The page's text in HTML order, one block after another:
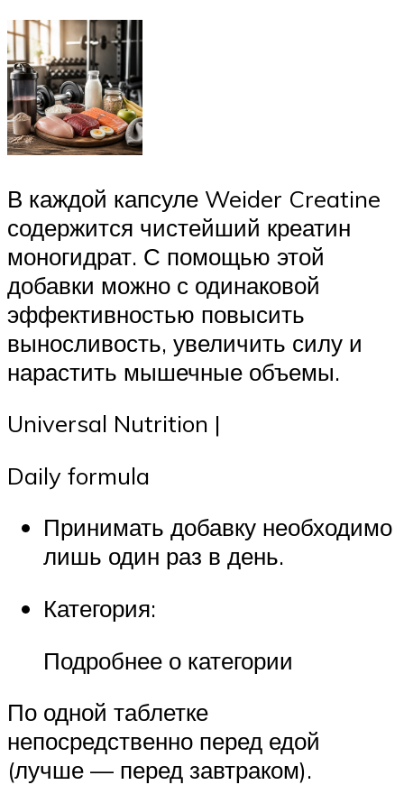
В каждой капсуле Weider Creatine
содержится чистейший креатин
моногидрат. С помощью этой
добавки можно с одинаковой
эффективностью повысить
выносливость, увеличить силу и
нарастить мышечные объемы.
Universal Nutrition |
Daily formula
Принимать добавку необходимо
лишь один раз в день.
Категория:
Подробнее о категории
По одной таблетке
непосредственно перед едой
(лучше — перед завтраком).